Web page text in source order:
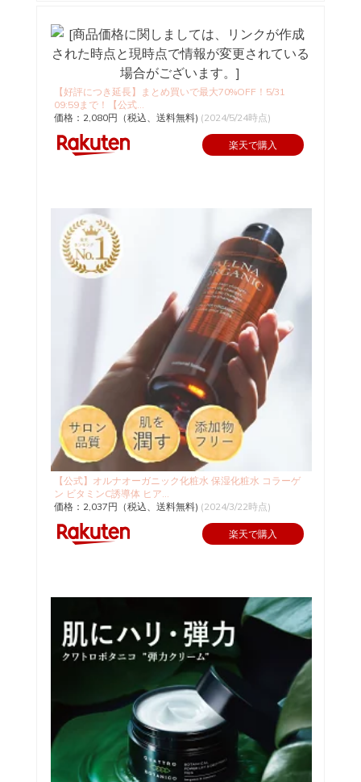
【好評につき延長】まとめ買いで最大70%OFF！5/31
09:59まで！【公式...
価格：2,080円（税込、送料無料) (2024/5/24時点)
楽天で購入
【公式】オルナオーガニック化粧水 保湿化粧水 コラーゲ
ン ビタミンC誘導体 ヒア...
価格：2,037円（税込、送料無料) (2024/3/22時点)
楽天で購入